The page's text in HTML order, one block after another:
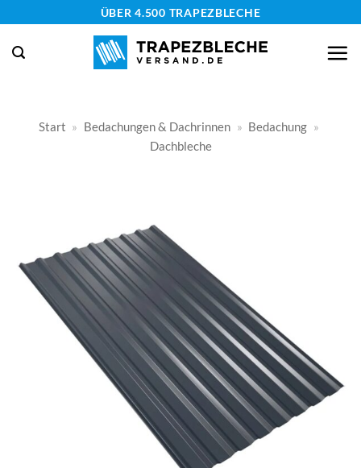
springen
ÜBER 4.500 TRAPEZBLECHE
Start » Bedachungen & Dachrinnen » Bedachung »
Dachbleche